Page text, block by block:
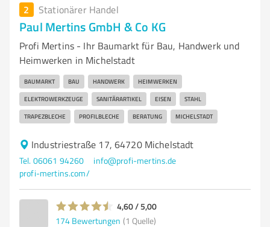
2 Stationärer Handel
Paul Mertins GmbH & Co KG
Profi Mertins - Ihr Baumarkt für Bau, Handwerk und
Heimwerken in Michelstadt
BAUMARKT BAU HANDWERK HEIMWERKEN
ELEKTROWERKZEUGE SANITÄRARTIKEL EISEN STAHL
TRAPEZBLECHE PROFILBLECHE BERATUNG MICHELSTADT
Industriestraße 17, 64720 Michelstadt
Tel. 06061 94260
info@profi-mertins.de
profi-mertins.com/
4,60 / 5,00
174 Bewertungen (1 Quelle)